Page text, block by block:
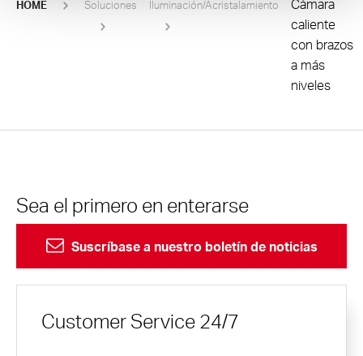
HOME Soluciones Iluminación/Acristalamiento
Cámara
caliente
con brazos
a más
niveles
Sea el primero en enterarse
Suscríbase a nuestro boletín de noticias
Customer Service 24/7